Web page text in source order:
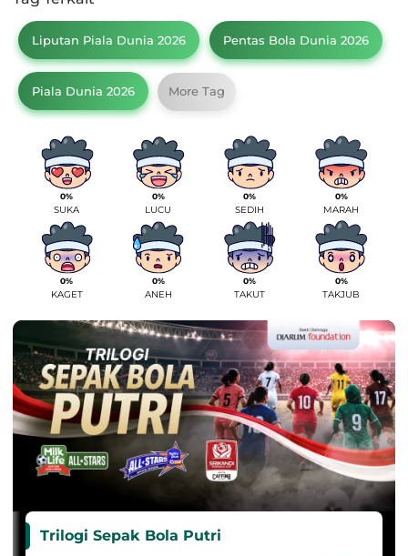
Liputan Piala Dunia 2026 Pentas Bola Dunia 2026
Piala Dunia 2026 More Tag
0%
SUKA
0%
LUCU
0%
SEDIH
0%
MARAH
0%
KAGET
0%
ANEH
0%
TAKUT
0%
TAKJUB
Trilogi Sepak Bola Putri